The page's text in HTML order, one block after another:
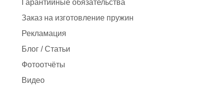
Гарантийные обязательства
Заказ на изготовление пружин
Рекламация
Блог / Статьи
Фотоотчёты
Видео